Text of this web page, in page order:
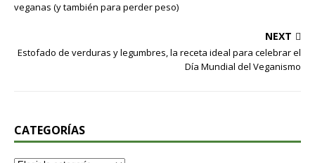
veganas (y también para perder peso)
NEXT
Estofado de verduras y legumbres, la receta ideal para celebrar el
Día Mundial del Veganismo
CATEGORÍAS